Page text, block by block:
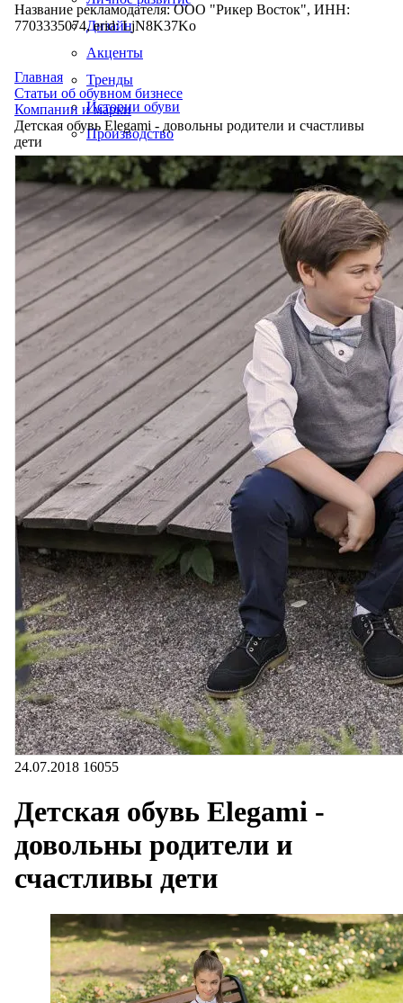
Дизайн
Акценты
Тренды
Истории обуви
Производство
Название рекламодателя: ООО "Рикер Восток", ИНН:
7703335074, erid: LjN8K37Ko
Главная
Статьи об обувном бизнесе
Компании и марки
Детская обувь Elegami - довольны родители и счастливы
дети
24.07.2018 16055
Детская обувь Elegami -
довольны родители и
счастливы дети